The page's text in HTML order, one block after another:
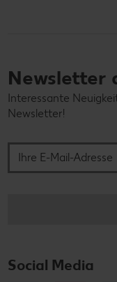
Newsletter
Interessante
Newsletter!
Social Media